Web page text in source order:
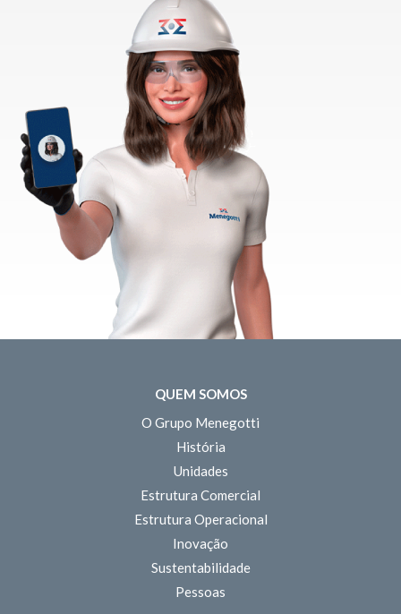
QUEM SOMOS
O Grupo Menegotti
História
Unidades
Estrutura Comercial
Estrutura Operacional
Inovação
Sustentabilidade
Pessoas